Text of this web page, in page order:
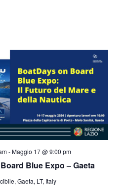
Blue Expo – Gaeta
-Maggio 17 @ 9:00 pm
Gaeta, LT, Italy